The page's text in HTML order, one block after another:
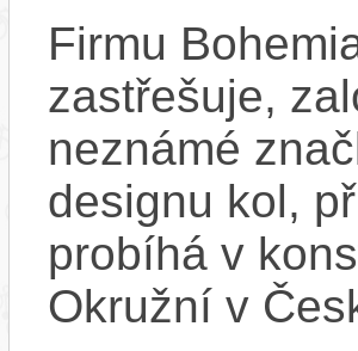
Firmu
zastřešuje,
neznámé
designu kol,
probíhá v
Okružní v